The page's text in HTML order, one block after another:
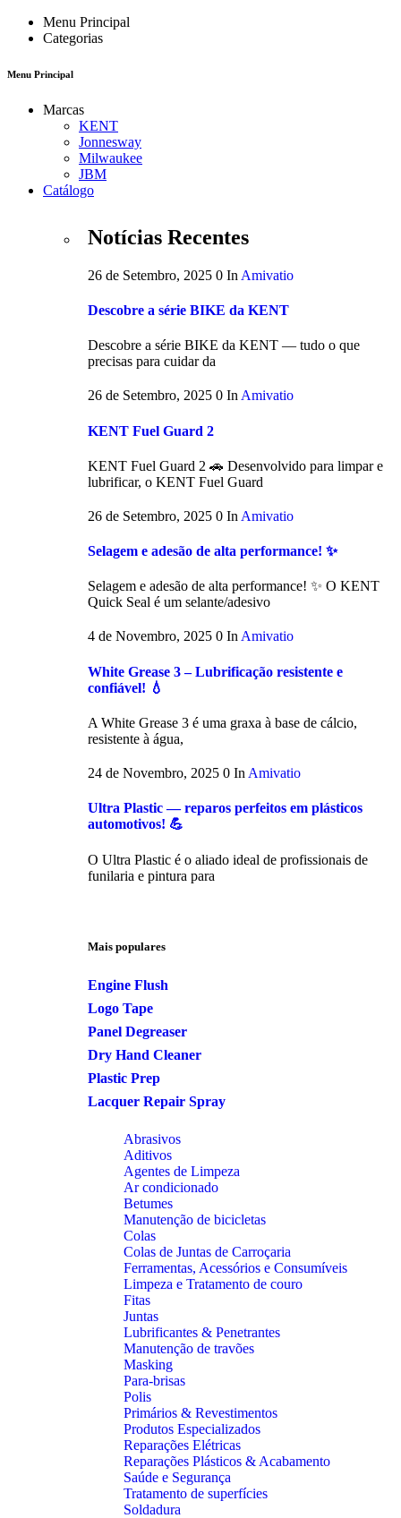
Menu Principal
Categorias
Menu Principal
Marcas
KENT
Jonnesway
Milwaukee
JBM
Catálogo
Notícias Recentes
26 de Setembro, 2025 0 In Amivatio
Descobre a série BIKE da KENT
Descobre a série BIKE da KENT — tudo o que
precisas para cuidar da
26 de Setembro, 2025 0 In Amivatio
KENT Fuel Guard 2
KENT Fuel Guard 2 🚗 Desenvolvido para limpar e
lubrificar, o KENT Fuel Guard
26 de Setembro, 2025 0 In Amivatio
Selagem e adesão de alta performance! ✨
Selagem e adesão de alta performance! ✨ O KENT
Quick Seal é um selante/adesivo
4 de Novembro, 2025 0 InAmivatio
White Grease 3 – Lubrificação resistente e
confiável! 💧
A White Grease 3 é uma graxa à base de cálcio,
resistente à água,
24 de Novembro, 2025 0 In Amivatio
Ultra Plastic — reparos perfeitos em plásticos
automotivos! 💪
O Ultra Plastic é o aliado ideal de profissionais de
funilaria e pintura para
Mais populares
Engine Flush
Logo Tape
Panel Degreaser
Dry Hand Cleaner
Plastic Prep
Lacquer Repair Spray
Abrasivos
Aditivos
Agentes de Limpeza
Ar condicionado
Betumes
Manutenção de bicicletas
Colas
Colas de Juntas de Carroçaria
Ferramentas, Acessórios e Consumíveis
Limpeza e Tratamento de couro
Fitas
Juntas
Lubrificantes & Penetrantes
Manutenção de travões
Masking
Para-brisas
Polis
Primários & Revestimentos
Produtos Especializados
Reparações Elétricas
Reparações Plásticos & Acabamento
Saúde e Segurança
Tratamento de superfícies
Soldadura